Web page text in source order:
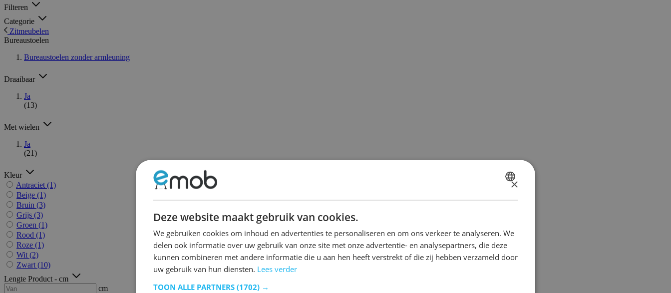
Filteren
Categorie
Zitmeubelen
Bureaustoelen
Bureaustoelen zonder armleuning
Draaibaar
Ja
(13)
Met wielen
Ja
(21)
Kleur
Antraciet (1)
Beige (1)
Bruin (3)
Grijs (3)
Groen (1)
Rood (1)
Roze (1)
Wit (2)
Zwart (10)
Lengte Product - cm
cm
×
Deze website maakt gebruik van cookies.
We gebruiken cookies om inhoud en advertenties te personaliseren en om ons verkeer te analyseren. We
delen ook informatie over uw gebruik van onze site met onze advertentie- en analysepartners, die deze
kunnen combineren met andere informatie die u aan hen heeft verstrekt of die zij hebben verzameld door
uw gebruik van hun diensten. Lees verder
TOON ALLE PARTNERS (1702) →